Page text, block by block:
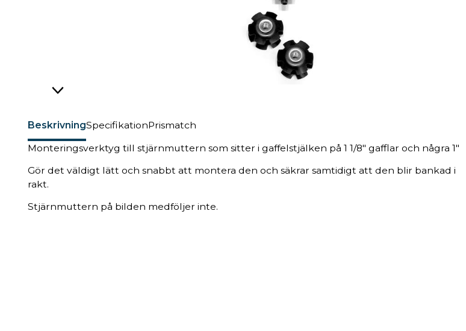
BeskrivningSpecifikationPrismatch
Monteringsverktyg till stjärnmuttern som sitter i gaffelstjälken på 1 1/8" gafflar och några 1"
Gör det väldigt lätt och snabbt att montera den och säkrar samtidigt att den blir bankad i
rakt.
Stjärnmuttern på bilden medföljer inte.